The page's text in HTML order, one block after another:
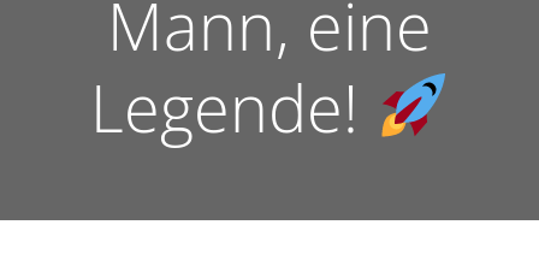
Mann, eine
Legende!